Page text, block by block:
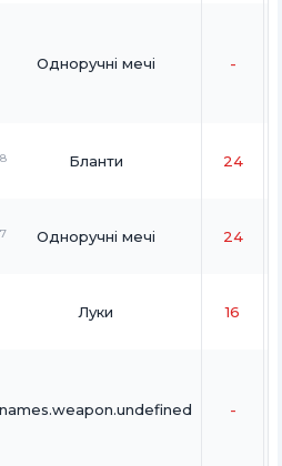
Одноручні мечі -
Бланти 24
Одноручні мечі 24
Луки 16
names.weapon.undefined -